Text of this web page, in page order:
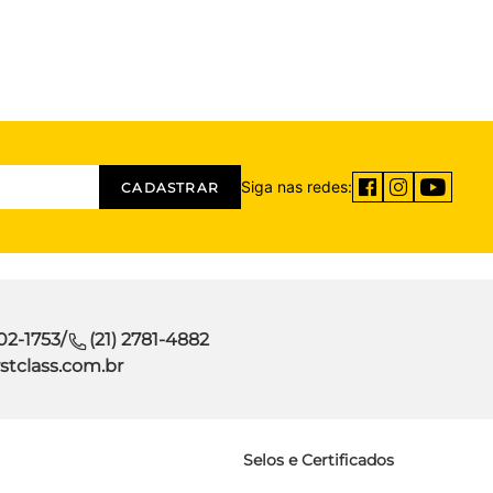
CADASTRAR Siga nas redes:
1753/
(21) 2781-4882
Selos e Certificados